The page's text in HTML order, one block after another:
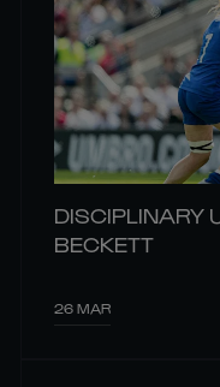
DISCIPLINARY
BECKETT
26 MAR